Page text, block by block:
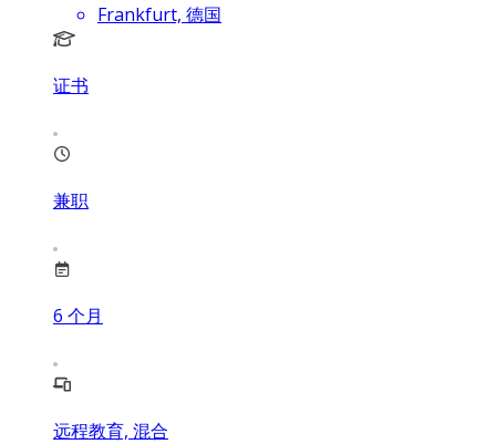
Frankfurt, 德国
证书
兼职
6 个月
远程教育, 混合